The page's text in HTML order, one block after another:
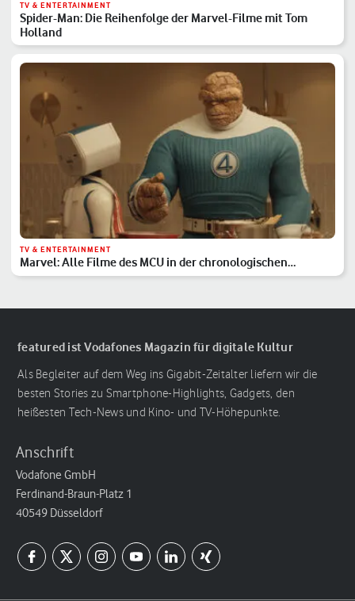
TV & ENTERTAINMENT
Spider-Man: Die Reihenfolge der Marvel-Filme mit Tom
Holland
TV & ENTERTAINMENT
Marvel: Alle Filme des MCU in der chronologischen
Reihenfolge
featured ist Vodafones Magazin für digitale Kultur
Als Begleiter auf dem Weg ins Gigabit-Zeitalter liefern wir die
besten Stories zu Smartphone-Highlights, Gadgets, den
heißesten Tech-News und Kino- und TV-Höhepunkte.
Anschrift
Vodafone GmbH
Ferdinand-Braun-Platz 1
40549 Düsseldorf